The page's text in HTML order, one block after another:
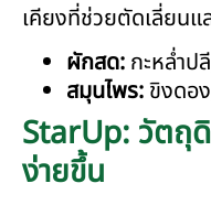
เคียงที่ช่วยตัดเลี่ยนแ
ผักสด: กะหล่ำป
สมุนไพร:ขิงดอ
StarUp: วัตถุ
ง่ายขึ้น